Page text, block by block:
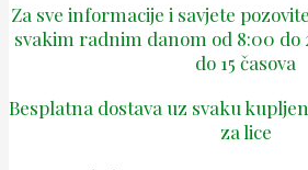
Za sve informacije i savjete
svakim radnim danom od 8:00 do
do 15 časova
Besplatna dostava uz svaku
za lice